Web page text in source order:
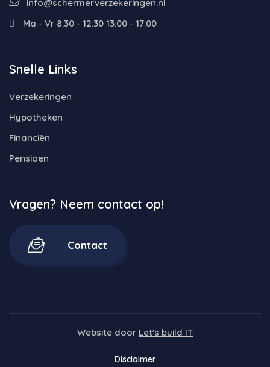
info@schermerverzekeringen.nl
Ma - Vr 8:30 - 12:30 13:00 - 17:00
Snelle Links
Verzekeringen
Hypotheken
Financiën
Pensioen
Vragen? Neem contact op!
Contact
Website door Let's build IT
Disclaimer